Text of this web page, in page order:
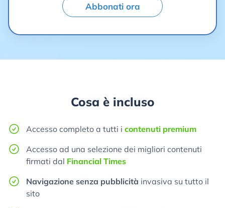
Abbonati ora
Cosa è incluso
Accesso completo a tutti i contenuti premium
Accesso ad una selezione dei migliori contenuti
firmati dal Financial Times
Navigazione senza pubblicità invasiva su tutto il
sito